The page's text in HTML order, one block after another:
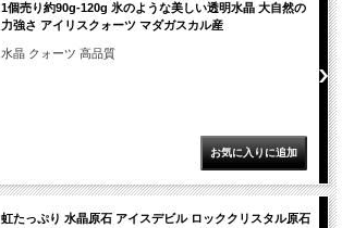
1個売り約90g-120g 氷のような美しい透明水晶 大自然の
力強さ アイリスクォーツ マダガスカル産
水晶 クォーツ 高品質
虹たっぷり 水晶原石 アイスデビル ロッククリスタル原石